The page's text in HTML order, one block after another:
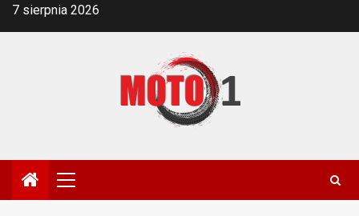
Skip7 sierpnia 2026
Primary
Menu